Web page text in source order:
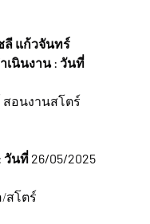
ลี แก้วจันทร์
เนินงาน : วันที่
อนงานสโตร์
นที่ 26/05/2025
สโตร์